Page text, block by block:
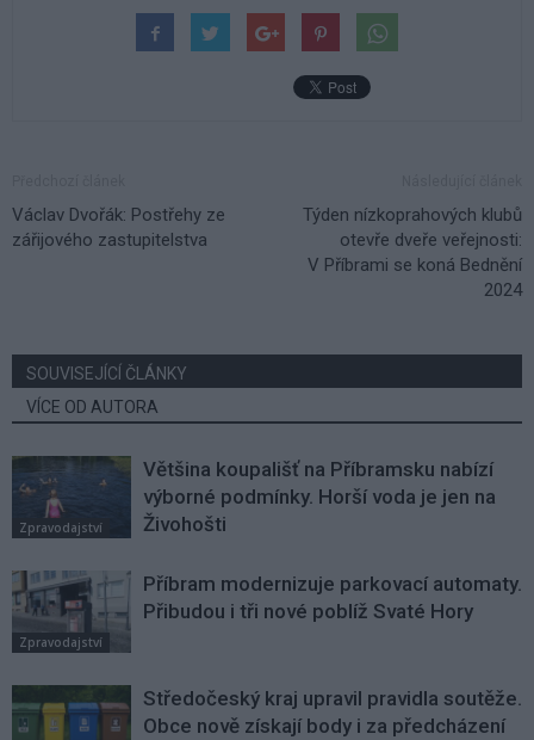
Václav Dvořák: Postřehy ze
zářijového zastupitelstva
Týden nízkoprahových klubů
otevře dveře veřejnosti:
V Příbrami se koná Bednění
2024
SOUVISEJÍCÍ ČLÁNKY
VÍCE OD AUTORA
Zpravodajství
Většina koupališť na Příbramsku nabízí
výborné podmínky. Horší voda je jen na
Živohošti
Zpravodajství
Příbram modernizuje parkovací automaty.
Přibudou i tři nové poblíž Svaté Hory
Středočeský kraj upravil pravidla soutěže.
Obce nově získají body i za předcházení